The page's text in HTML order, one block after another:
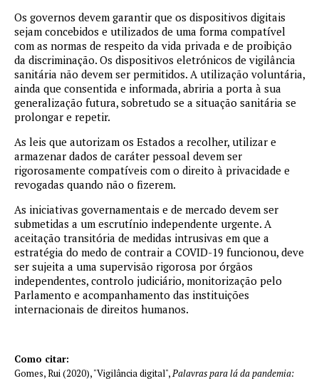
Os governos devem garantir que os dispositivos digitais
sejam concebidos e utilizados de uma forma compatível
com as normas de respeito da vida privada e de proibição
da discriminação. Os dispositivos eletrónicos de vigilância
sanitária não devem ser permitidos. A utilização voluntária,
ainda que consentida e informada, abriria a porta à sua
generalização futura, sobretudo se a situação sanitária se
prolongar e repetir.
As leis que autorizam os Estados a recolher, utilizar e
armazenar dados de caráter pessoal devem ser
rigorosamente compatíveis com o direito à privacidade e
revogadas quando não o fizerem.
As iniciativas governamentais e de mercado devem ser
submetidas a um escrutínio independente urgente. A
aceitação transitória de medidas intrusivas em que a
estratégia do medo de contrair a COVID-19 funcionou, deve
ser sujeita a uma supervisão rigorosa por órgãos
independentes, controlo judiciário, monitorização pelo
Parlamento e acompanhamento das instituições
internacionais de direitos humanos.
Como citar:
Gomes, Rui (2020), "Vigilância digital", Palavras para lá da pandemia: